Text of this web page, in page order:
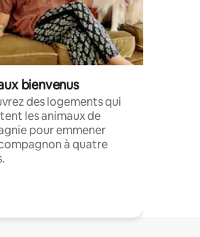
bienvenus
des logements qui
les animaux de
pour emmener
à quatre